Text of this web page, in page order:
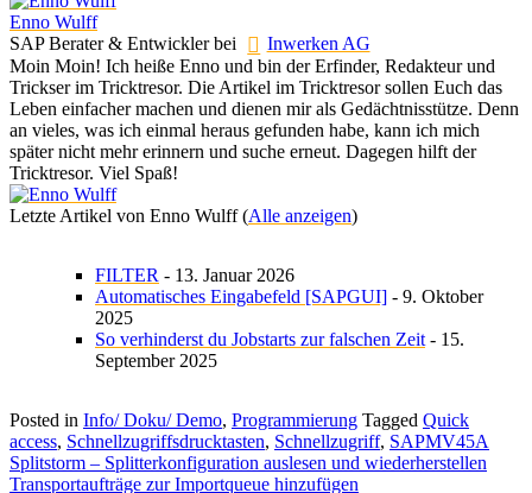
Enno Wulff
SAP Berater & Entwicklerbei
Inwerken AG
Moin Moin! Ich heiße Enno und bin der Erfinder, Redakteur und
Trickser im Tricktresor. Die Artikel im Tricktresor sollen Euch das
Leben einfacher machen und dienen mir als Gedächtnisstütze. Denn
an vieles, was ich einmal heraus gefunden habe, kann ich mich
später nicht mehr erinnern und suche erneut. Dagegen hilft der
Tricktresor. Viel Spaß!
Letzte Artikel von Enno Wulff(Alle anzeigen)
FILTER - 13. Januar 2026
Automatisches Eingabefeld [SAPGUI] - 9. Oktober
2025
So verhinderst du Jobstarts zur falschen Zeit - 15.
September 2025
Posted in Info/ Doku/ Demo, Programmierung Tagged Quick
access, Schnellzugriffsdrucktasten, Schnellzugriff, SAPMV45A
Beitragsnavigation
Splitstorm – Splitterkonfiguration auslesen und wiederherstellen
Transportaufträge zur Importqueue hinzufügen